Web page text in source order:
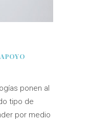
ponen al
tipo de
por medio